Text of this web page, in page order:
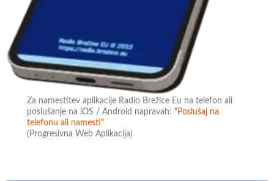
Za namestitev aplikacije Radio Brežice Eu na telefon ali
poslušanje na iOS / Android napravah:"Poslušaj na
telefonu ali namesti"
(Progresivna Web Aplikacija)